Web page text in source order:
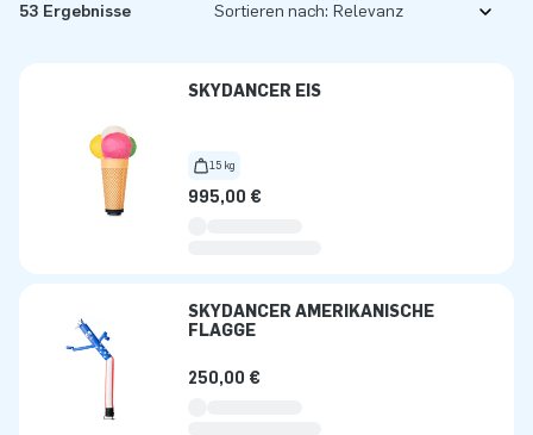
53 Ergebnisse Sortieren nach:
SKYDANCER EIS
15 kg
995,00 €
SKYDANCER AMERIKANISCHE
FLAGGE
250,00 €